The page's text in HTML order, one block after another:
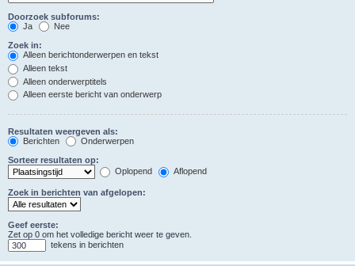
Doorzoek subforums:
Ja
Nee
Zoek in:
Alleen berichtonderwerpen en tekst
Alleen tekst
Alleen onderwerptitels
Alleen eerste bericht van onderwerp
Resultaten weergeven als:
Berichten
Onderwerpen
Sorteer resultaten op:
Oplopend
Aflopend
Zoek in berichten van afgelopen:
Geef eerste:
Zet op 0 om het volledige bericht weer te geven.
tekens in berichten